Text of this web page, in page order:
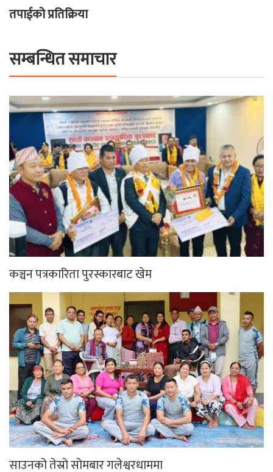
तपाईको प्रतिक्रिया
सम्बन्धित समाचार
कञ्चन पत्रकारिता पुरस्कारबाट खेम
साउनको तेस्रो सोमबार गलेश्वरधाममा